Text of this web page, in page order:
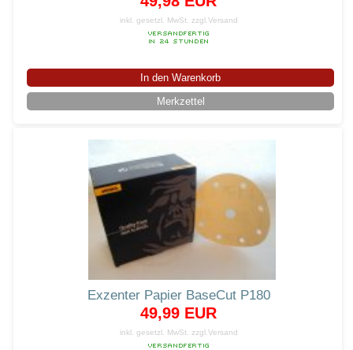
inkl. gesetzl. MwSt. zzgl.Versand
In den Warenkorb
Merkzettel
Exzenter Papier BaseCut P180
49,99 EUR
inkl. gesetzl. MwSt. zzgl.Versand